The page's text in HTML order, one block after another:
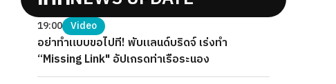
19:00 Video
อย่าทำแบบขอไปที! พับแลนด์บริดจ์ เร่งทำ
“Missing Link" อัปเกรดท่าเรือระนอง